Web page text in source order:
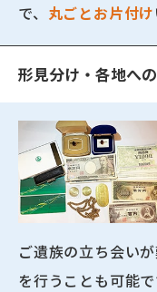
で、 丸ごとお片付け
形見分け・各地へ
ご遺族の立ち会い
を行うことも可能で